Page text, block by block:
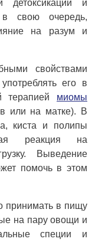
детоксикации и
в свою очередь,
на разум и
свойствами
его в
терапией миомы
в или на матке). В
киста и полипы
реакция на
Выведение
помочь в этом
принимать в пищу
на пару овощи и
специи и